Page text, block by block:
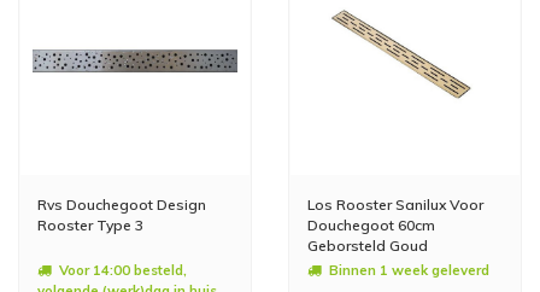
Rvs Douchegoot Design
Rooster Type 3
Voor 14:00 besteld,
Los Rooster Sanilux Voor
Douchegoot 60cm
Geborsteld Goud
Binnen 1 week geleverd